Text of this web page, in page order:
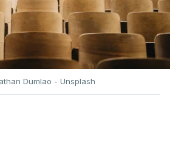
do conflito, as últimas
por uma subida
que deverá ser revertida na
Dumlao - Unsplash